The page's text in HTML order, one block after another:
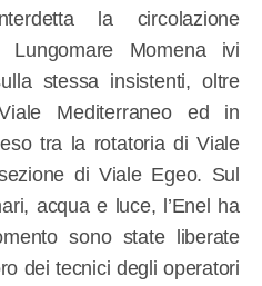
la circolazione
Momena ivi
stessa insistenti, oltre
Mediterraneo ed in
tra la rotatoria di Viale
di Viale Egeo. Sul
acqua e luce, l’Enel ha
sono state liberate
dei tecnici degli operatori